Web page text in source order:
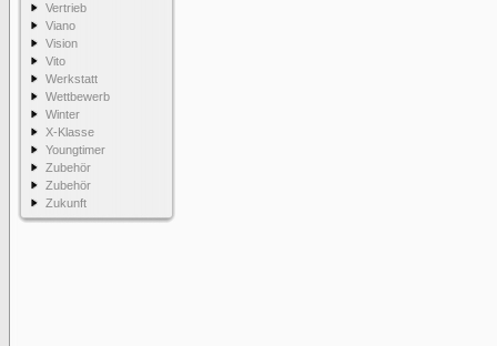
Vertrieb
Viano
Vision
Vito
Werkstatt
Wettbewerb
Winter
X-Klasse
Youngtimer
Zubehör
Zubehör
Zukunft